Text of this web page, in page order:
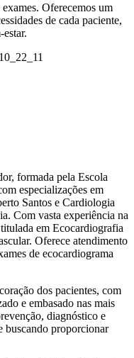
Oferecemos um
de cada paciente,
formada pela Escola
especializações em
Santos e Cardiologia
Com vasta experiência na
em Ecocardiografia
Oferece atendimento
de ecocardiograma
dos pacientes, com
e embasado nas mais
diagnóstico e
buscando proporcionar